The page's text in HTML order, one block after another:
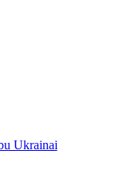
Ukrainai